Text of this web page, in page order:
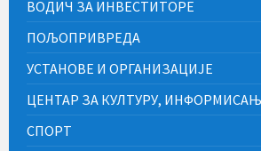
ВОДИЧ ЗА ИНВЕСТИТОРЕ
ПОЉОПРИВРЕДА
УСТАНОВЕ И ОРГАНИЗАЦИЈЕ
ЦЕНТАР ЗА КУЛТУРУ,
СПОРТ